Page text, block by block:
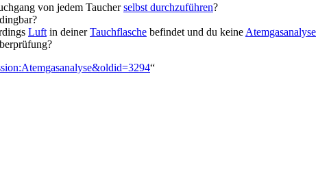
von jedem Taucherselbst durchzuführen?
Luft in deinerTauchflasche befindet und du keine Atemgasanalyse
“